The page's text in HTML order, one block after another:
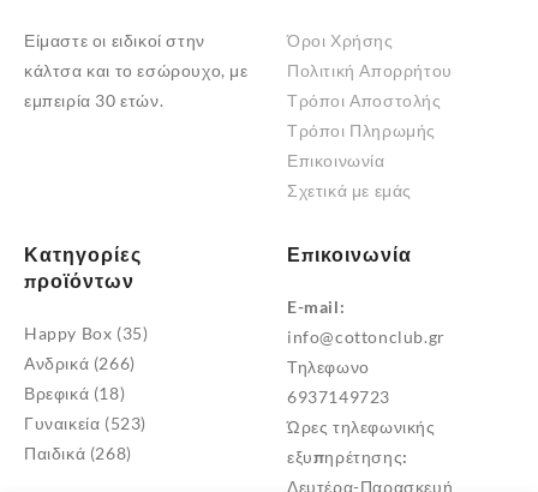
Είμαστε οι ειδικοί στην
κάλτσα και το εσώρουχο, με
εμπειρία 30 ετών.
Όροι Χρήσης
Πολιτική Απορρήτου
Τρόποι Αποστολής
Τρόποι Πληρωμής
Επικοινωνία
Σχετικά με εμάς
Κατηγορίες
προϊόντων
Happy Box (35)
Ανδρικά (266)
Βρεφικά (18)
Γυναικεία (523)
Παιδικά (268)
Επικοινωνία
E-mail:
info@cottonclub.gr
Τηλεφωνο
6937149723
Ώρες τηλεφωνικής
εξυπηρέτησης:
Δευτέρα-Παρασκευή